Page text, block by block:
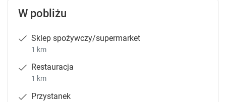
W pobliżu
Sklep spożywczy/supermarket
1 km
Restauracja
1 km
Przystanek